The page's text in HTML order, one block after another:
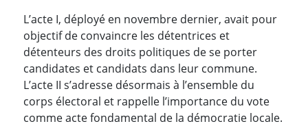
L’acte I, déployé en novembre dernier, avait pour
objectif de convaincre les détentrices et
détenteurs des droits politiques de se porter
candidates et candidats dans leur commune.
L’acte II s’adresse désormais à l’ensemble du
corps électoral et rappelle l’importance du vote
comme acte fondamental de la démocratie locale.